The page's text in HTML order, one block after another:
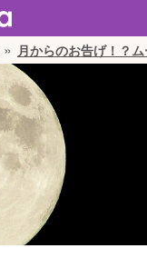
月からのお告げ！？